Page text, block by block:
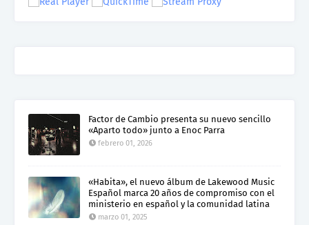
Factor de Cambio presenta su nuevo sencillo
«Aparto todo» junto a Enoc Parra
febrero 01, 2026
«Habita», el nuevo álbum de Lakewood Music
Español marca 20 años de compromiso con el
ministerio en español y la comunidad latina
marzo 01, 2025